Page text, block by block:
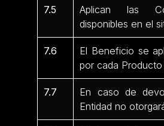
7.5
Aplican las
disponibles en el
7.6
El Beneficio se
por cada
7.7
En caso de
Entidad no